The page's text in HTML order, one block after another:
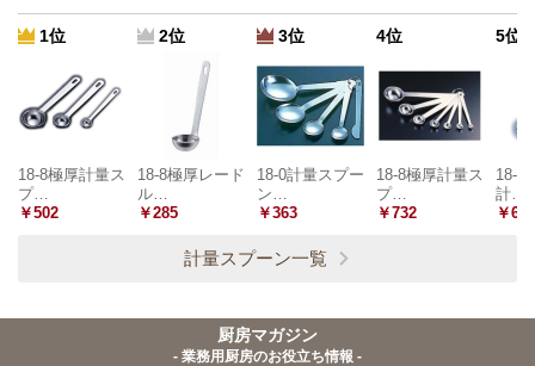
1位
18-8極厚計量ス
プ…
￥502
2位
18-8極厚レード
ル…
￥285
3位
18-0計量スプー
ン…
￥363
4位
18-8極厚計量ス
プ…
￥732
5位
18-8
計…
￥651
計量スプーン一覧
厨房マガジン
- 業務用厨房のお役立ち情報 -